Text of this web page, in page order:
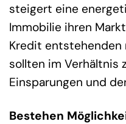
steigert eine
Immobilie ihren
Kredit entstehenden
sollten im Verhältnis
Einsparungen und
Bestehen